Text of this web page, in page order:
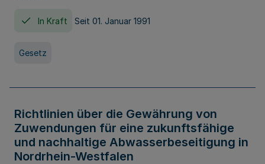
In Kraft Seit 01. Januar 1991
Gesetz
Richtlinien über die Gewährung von
Zuwendungen für eine zukunftsfähige
und nachhaltige Abwasserbeseitigung in
Nordrhein-Westfalen